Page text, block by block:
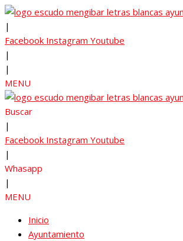
|
Facebook Instagram Youtube
|
|
MENU
Buscar
|
Facebook Instagram Youtube
|
Whasapp
|
MENU
Inicio
Ayuntamiento